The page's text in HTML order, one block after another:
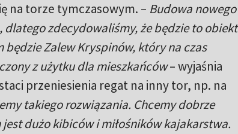
na torze tymczasowym. – Budowa nowego
zdecydowaliśmy, że będzie to obiekt
Zalew Kryspinów, który na czas
z użytku dla mieszkańców– wyjaśnia
przeniesienia regat na inny tor, np. na
takiego rozwiązania. Chcemy dobrze
dużo kibiców i miłośników kajakarstwa.